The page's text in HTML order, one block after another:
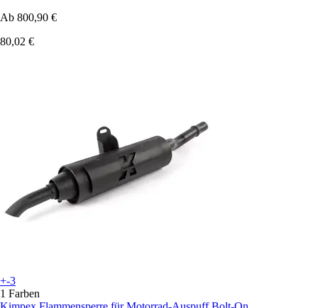
Ab 800,90 €
80,02 €
+-3
1 Farben